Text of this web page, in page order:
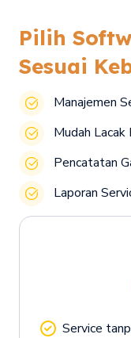
Pilih
Sesuai
Manajemen
Mudah
Pencatatan
Laporan
Service